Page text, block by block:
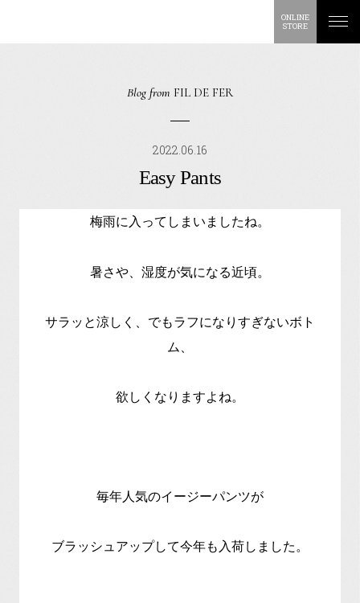
ONLINE
STORE
Blog from FIL DE FER
2022.06.16
Easy Pants
梅雨に入ってしまいましたね。
暑さや、湿度が気になる近頃。
サラッと涼しく、でもラフになりすぎないボト
ム、
欲しくなりますよね。
毎年人気のイージーパンツが
ブラッシュアップして今年も入荷しました。